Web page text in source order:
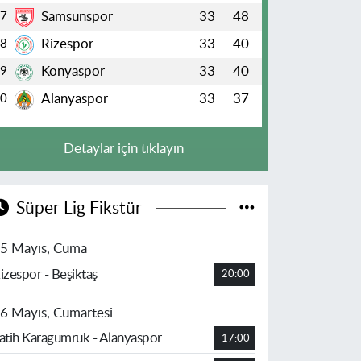
7 Samsunspor 33 48
8 Rizespor 33 40
9 Konyaspor 33 40
Alanyaspor 33 37
Detaylar için tıklayın
Süper Lig Fikstür
Mayıs, Cuma
- Beşiktaş
20:00
Mayıs, Cumartesi
Karagümrük - Alanyaspor
17:00